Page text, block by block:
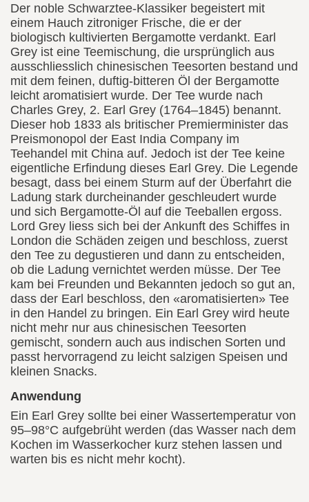
Der noble Schwarztee-Klassiker begeistert mit
einem Hauch zitroniger Frische, die er der
biologisch kultivierten Bergamotte verdankt. Earl
Grey ist eine Teemischung, die ursprünglich aus
ausschliesslich chinesischen Teesorten bestand und
mit dem feinen, duftig-bitteren Öl der Bergamotte
leicht aromatisiert wurde. Der Tee wurde nach
Charles Grey, 2. Earl Grey (1764–1845) benannt.
Dieser hob 1833 als britischer Premierminister das
Preismonopol der East India Company im
Teehandel mit China auf. Jedoch ist der Tee keine
eigentliche Erfindung dieses Earl Grey. Die Legende
besagt, dass bei einem Sturm auf der Überfahrt die
Ladung stark durcheinander geschleudert wurde
und sich Bergamotte-Öl auf die Teeballen ergoss.
Lord Grey liess sich bei der Ankunft des Schiffes in
London die Schäden zeigen und beschloss, zuerst
den Tee zu degustieren und dann zu entscheiden,
ob die Ladung vernichtet werden müsse. Der Tee
kam bei Freunden und Bekannten jedoch so gut an,
dass der Earl beschloss, den «aromatisierten» Tee
in den Handel zu bringen. Ein Earl Grey wird heute
nicht mehr nur aus chinesischen Teesorten
gemischt, sondern auch aus indischen Sorten und
passt hervorragend zu leicht salzigen Speisen und
kleinen Snacks.
Anwendung
Ein Earl Grey sollte bei einer Wassertemperatur von
95–98°C aufgebrüht werden (das Wasser nach dem
Kochen im Wasserkocher kurz stehen lassen und
warten bis es nicht mehr kocht).